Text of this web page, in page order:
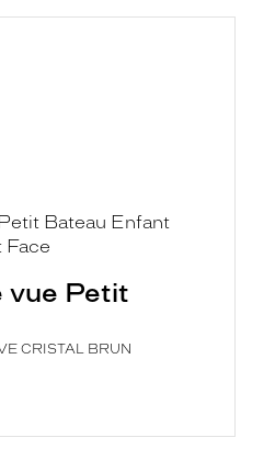
vue Petit
CRISTAL BRUN